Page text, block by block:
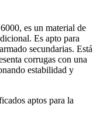
es un material de
Es apto para
secundarias. Está
corrugas con una
estabilidad y
aptos para la